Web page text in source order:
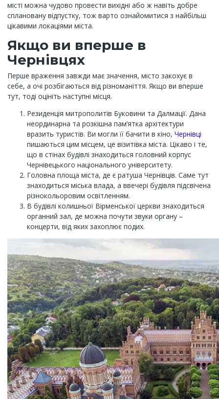
місті можна чудово провести вихідні або ж навіть добре
сплановану відпустку, тож варто ознайомитися з найбільш
цікавими локаціями міста.
Якщо ви вперше в
Чернівцях
Перше враження завжди має значення, місто закохує в
себе, а очі розбігаються від різноманіття. Якщо ви вперше
тут, тоді оцініть наступні місця.
Резиденція митрополитів Буковини та Далмації. Дана
неординарна та розкішна пам’ятка архітектури
вразить туристів. Ви могли її бачити в кіно, Чернівці
пишаються цим місцем, це візитівка міста. Цікаво і те,
що в стінах будівлі знаходиться головний корпус
Чернівецького національного університету.
Головна площа міста, де є ратуша Чернівців. Саме тут
знаходиться міська влада, а ввечері будівля підсвічена
різнокольоровим освітленням.
В будівлі колишньої Вірменської церкви знаходиться
органний зал, де можна почути звуки органу –
концерти, від яких захоплює подих.